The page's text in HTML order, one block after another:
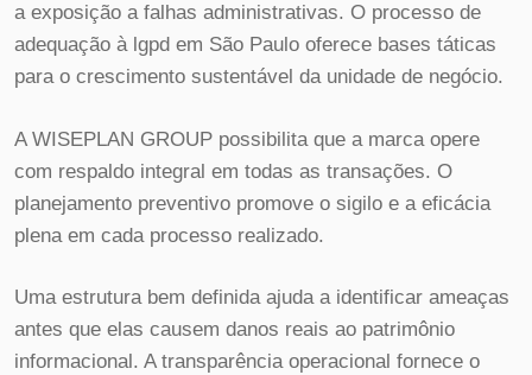
a exposição a falhas administrativas. O processo de
adequação à lgpd em São Paulo oferece bases táticas
para o crescimento sustentável da unidade de negócio.
A WISEPLAN GROUP possibilita que a marca opere
com respaldo integral em todas as transações. O
planejamento preventivo promove o sigilo e a eficácia
plena em cada processo realizado.
Uma estrutura bem definida ajuda a identificar ameaças
antes que elas causem danos reais ao patrimônio
informacional. A transparência operacional fornece o